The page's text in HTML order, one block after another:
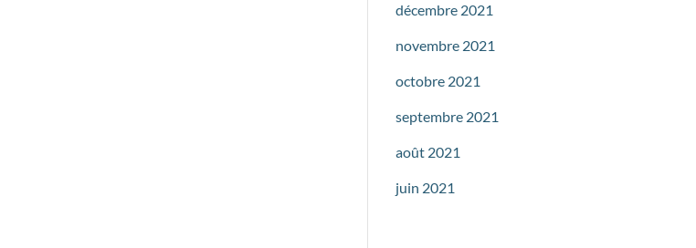
décembre 2021
novembre 2021
octobre 2021
septembre 2021
août 2021
juin 2021